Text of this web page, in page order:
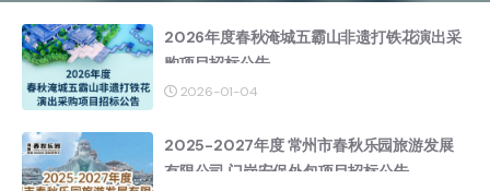
2026年度春秋淹城五霸山非遗打铁花演出采
购项目招标公告
2026-01-04
2025-2027年度 常州市春秋乐园旅游发展
有限公司 门岗安保外包项目招标公告